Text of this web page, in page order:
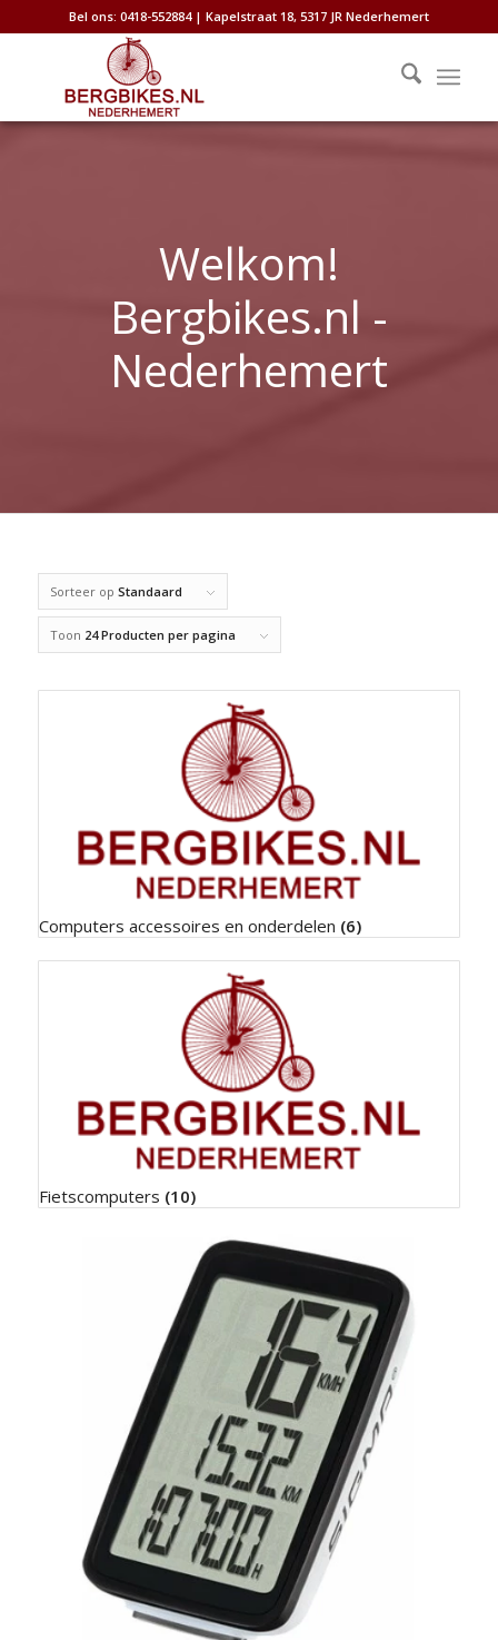
Bel ons: 0418-552884 | Kapelstraat 18, 5317 JR Nederhemert
Welkom!
Bergbikes.nl -
Nederhemert
Sorteer op Standaard
Toon 24 Producten per pagina
Computers accessoires en onderdelen (6)
Fietscomputers (10)